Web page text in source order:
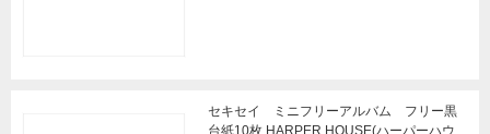
セキセイ ミニフリーアルバム フリー黒
台紙10枚 HARPER HOUSE(ハーパーハウ